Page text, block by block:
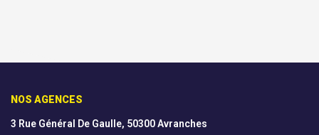
NOS AGENCES
3 Rue Général De Gaulle, 50300 Avranches